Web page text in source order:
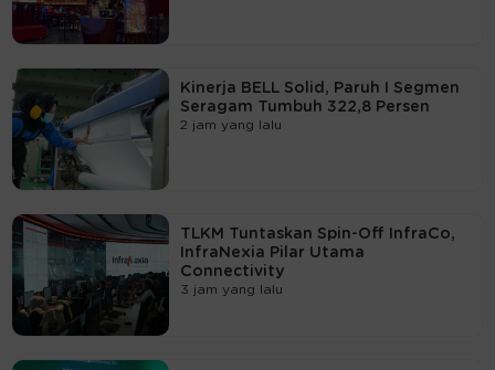
Kinerja BELL Solid, Paruh I Segmen
Seragam Tumbuh 322,8 Persen
2 jam yang lalu
TLKM Tuntaskan Spin-Off InfraCo,
InfraNexia Pilar Utama
Connectivity
3 jam yang lalu